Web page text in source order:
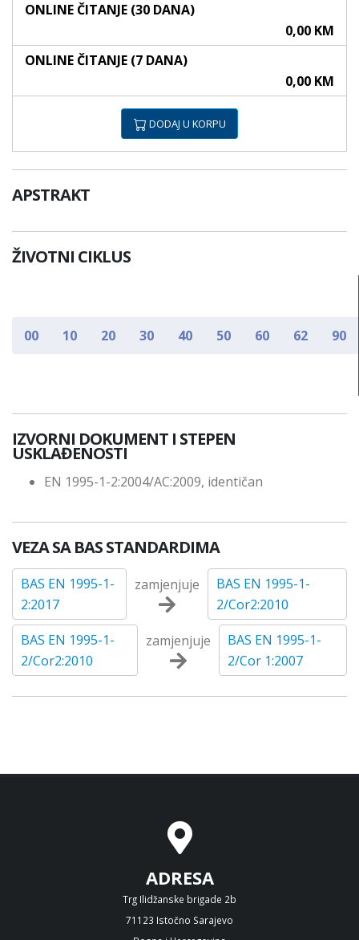
ONLINE ČITANJE (30 DANA)
0,00 KM
ONLINE ČITANJE (7 DANA)
0,00 KM
DODAJ U KORPU
APSTRAKT
ŽIVOTNI CIKLUS
00 10 20 30 40 50 60 62 90
IZVORNI DOKUMENT I STEPEN
USKLAĐENOSTI
EN 1995-1-2:2004/AC:2009, identičan
VEZA SA BAS STANDARDIMA
BAS EN 1995-1-
2:2017
zamjenjuje
BAS EN 1995-1-
2/Cor2:2010
BAS EN 1995-1-
2/Cor2:2010
zamjenjuje
BAS EN 1995-1-
2/Cor 1:2007
ADRESA
Trg Ilidžanske brigade 2b
71123 Istočno Sarajevo